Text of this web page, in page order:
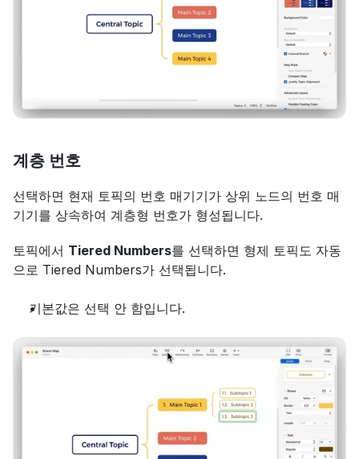
계층 번호
선택하면 현재 토픽의 번호 매기기가 상위 노드의 번호 매
기기를 상속하여 계층형 번호가 형성됩니다.
토픽에서 Tiered Numbers를 선택하면 형제 토픽도 자동
으로 Tiered Numbers가 선택됩니다.
기본값은 선택 안 함입니다.